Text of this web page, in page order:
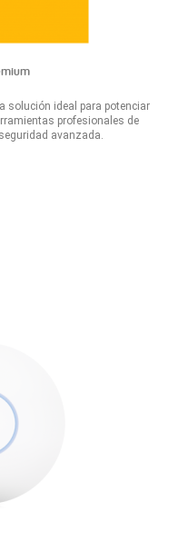
solución ideal para potenciar
profesionales de
avanzada.